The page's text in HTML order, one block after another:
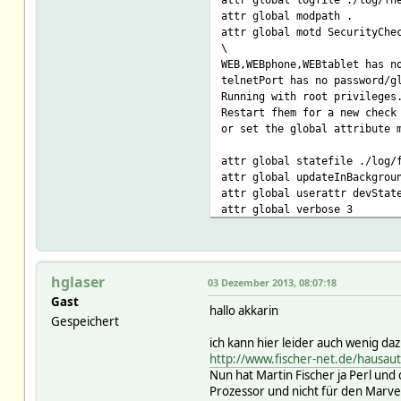
wz_Medienschalter: unknown
wz_elro_C: unknown IODev
wz_Stehlampe: unknown IODev
2013.12.01 14:23:43 1:
2013.12.01 14:23:43 1:
Please define CUL_0 first
2013.12.01 14:23:43 1: usb
Can't exec "lsusb": No such
2013.12.01 14:23:44 3:
Use of uninitialized value in
disabling ioctl methods -
at ./FHEM/DevIo.pm line 193
2013.12.01 14:23:44 3:
Use of uninitialized value in
Use of uninitialized value in
Use of uninitialized value in
Use of uninitialized value in
Use of uninitialized value in
Use of uninitialized value in
Use of uninitialized value in
Use of uninitialized value in
attr global modpath .
attr global motd
\
WEB,WEBphone,WEBtablet
telnetPort has no password/
Running with root
Restart fhem for a new
or set the global attribute
attr global statefile ./log/
attr global
attr global userattr
attr global verbose 3
define CUL_0 CUL /dev/
define telnetPort telnet
define WEB FHEMWEB 8083
attr WEB stylesheetPrefix
hglaser
Gast
Gespeichert
03 Dezember 2013, 08:07:18
hallo akkarin
ich kann hier leider auch wenig
http://www.fischer-net.de/
Nun hat Martin Fischer ja Perl
Prozessor und nicht für den